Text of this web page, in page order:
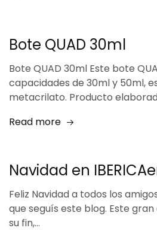
Bote QUAD 30ml
Bote QUAD 30ml Este bote
capacidades de 30ml y 50ml,
metacrilato. Producto
Read more
Navidad en
Feliz Navidad a todos los
que seguís este blog. Este
su fin,…